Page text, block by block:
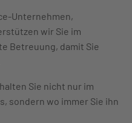
Unternehmen,
wir Sie im
Betreuung, damit Sie
Sie nicht nur im
sondern wo immer Sie ihn